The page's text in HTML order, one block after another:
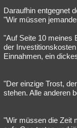
Daraufhin entgegnet
"Wir müssen
"Auf Seite 10 meines
der
Einnahmen, ein
"Der einzige Trost,
stehen. Alle anderen
"Wir müssen die Zeit